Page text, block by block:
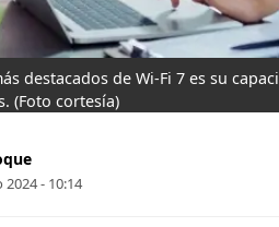
destacados de Wi-Fi 7 es su
(Foto cortesía)
- 10:14